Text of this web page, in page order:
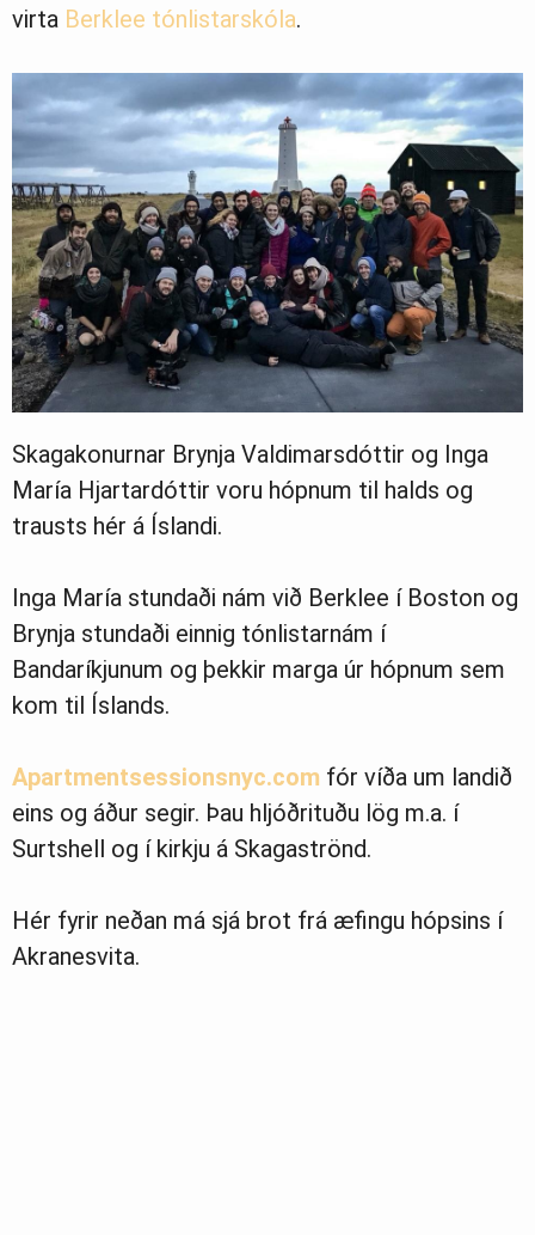
virta Berklee tónlistarskóla.
Skagakonurnar Brynja Valdimarsdóttir og Inga
María Hjartardóttir voru hópnum til halds og
trausts hér á Íslandi.
Inga María stundaði nám við Berklee í Boston og
Brynja stundaði einnig tónlistarnám í
Bandaríkjunum og þekkir marga úr hópnum sem
kom til Íslands.
Apartmentsessionsnyc.com fór víða um landið
eins og áður segir. Þau hljóðrituðu lög m.a. í
Surtshell og í kirkju á Skagaströnd.
Hér fyrir neðan má sjá brot frá æfingu hópsins í
Akranesvita.